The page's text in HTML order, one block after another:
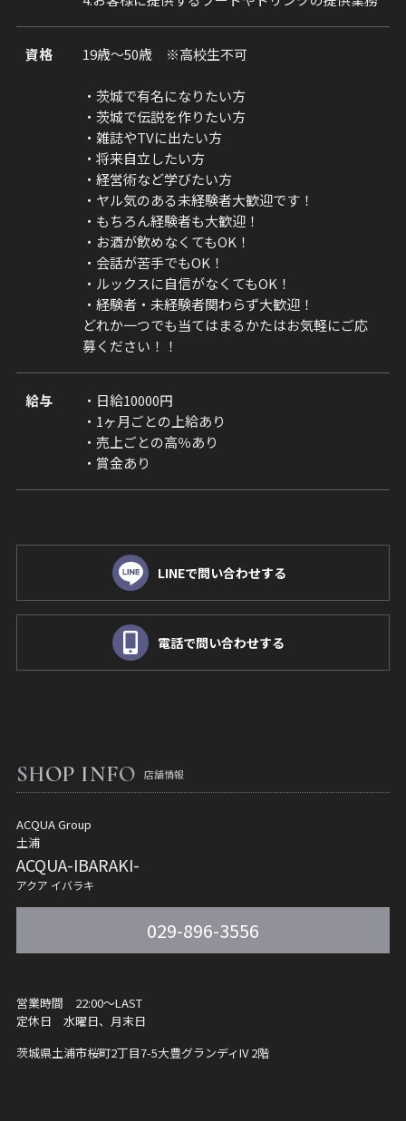
資格 19歳～50歳 ※高校生不可
・茨城で有名になりたい方
・茨城で伝説を作りたい方
・雑誌やTVに出たい方
・将来自立したい方
・経営術など学びたい方
・ヤル気のある未経験者大歓迎です！
・もちろん経験者も大歓迎！
・お酒が飲めなくてもOK！
・会話が苦手でもOK！
・ルックスに自信がなくてもOK！
・経験者・未経験者関わらず大歓迎！
どれか一つでも当てはまるかたはお気軽にご応
募ください！！
給与
・日給10000円
・1ヶ月ごとの上給あり
・売上ごとの高％あり
・賞金あり
LINEで問い合わせする
電話で問い合わせする
SHOP INFO 店舗情報
ACQUA Group
土浦
ACQUA-IBARAKI-
アクア イバラキ
029-896-3556
営業時間 22:00〜LAST
定休日 水曜日、月末日
茨城県土浦市桜町2丁目7-5大豊グランディIV 2階